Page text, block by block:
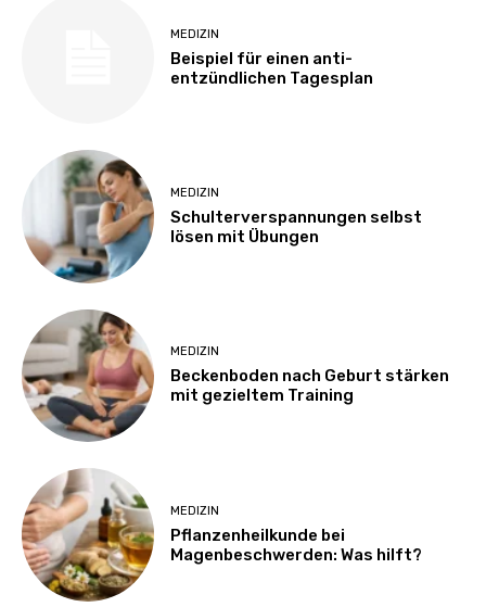
MEDIZIN
Beispiel für einen anti-
entzündlichen Tagesplan
MEDIZIN
Schulterverspannungen selbst
lösen mit Übungen
MEDIZIN
Beckenboden nach Geburt stärken
mit gezieltem Training
MEDIZIN
Pflanzenheilkunde bei
Magenbeschwerden: Was hilft?